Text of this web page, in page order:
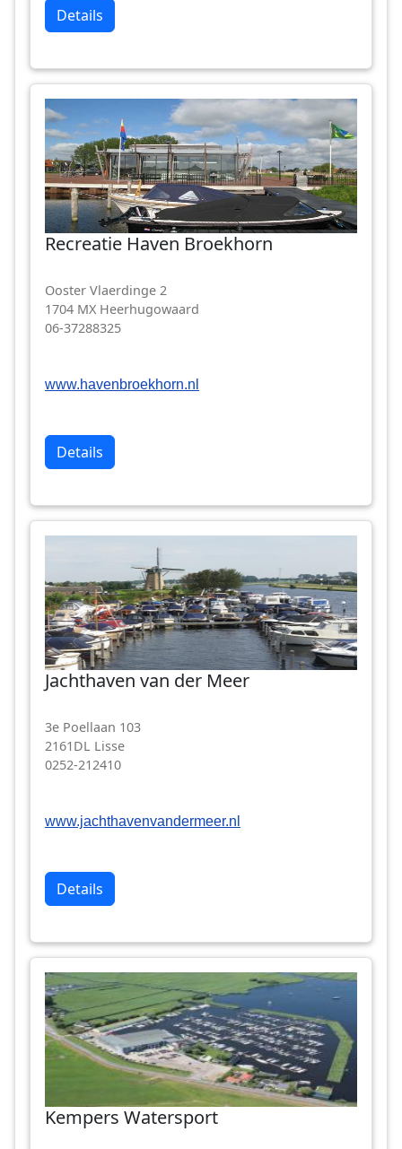
Details
Recreatie Haven Broekhorn
Ooster Vlaerdinge 2
1704 MX Heerhugowaard
06-37288325
www.havenbroekhorn.nl
Details
Jachthaven van der Meer
3e Poellaan 103
2161DL Lisse
0252-212410
www.jachthavenvandermeer.nl
Details
Kempers Watersport